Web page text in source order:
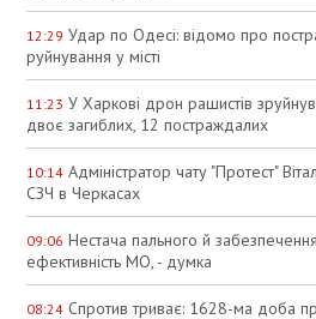
12:29 Удар по Одесі: відомо про
руйнування у місті
11:23 У Харкові дрон рашистів
двоє загиблих, 12 постраждалих
10:14 Адміністратор чату "Протест"
СЗЧ в Черкасах
09:06 Нестача пального й
ефективність МО, - думка
08:24 Спротив триває: 1628-ма доба